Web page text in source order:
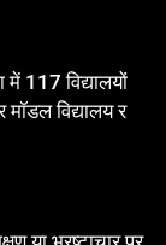
या भ्रष्टाचार पर
विभाग पर